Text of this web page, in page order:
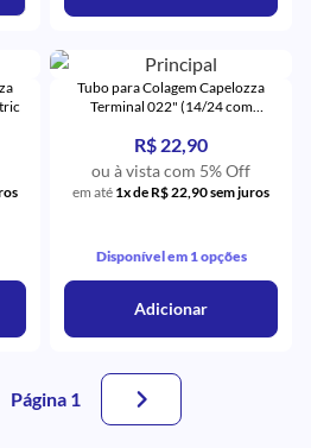
Tubo para Colagem Capelozza
Terminal 022" (14/24 com
R$ 22,90
ou à vista com 5% Off
em até 1x de R$ 22,90 sem juros
Disponível em 1 opções
Adicionar
Página 1